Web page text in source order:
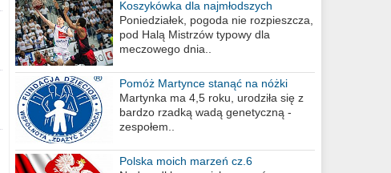
Koszykówka dla najmłodszych
Poniedziałek, pogoda nie rozpieszcza,
pod Halą Mistrzów typowy dla
meczowego dnia..
Pomóż Martynce stanąć na nóżki
Martynka ma 4,5 roku, urodziła się z
bardzo rzadką wadą genetyczną -
zespołem..
Polska moich marzeń cz.6